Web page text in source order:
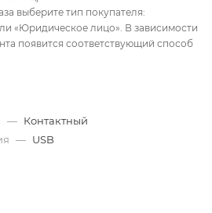
выберите тип покупателя:
«Юридическое лицо». В зависимости
появится соответствующий способ
— Контактный
— USB